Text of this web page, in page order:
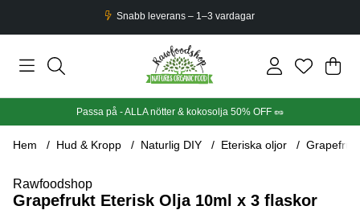
Snabb leverans – 1–3 vardagar
Din
.
Passa på - ALLA nötter & kokosolja 50% OFF 🥜
Hem Hud & Kropp Naturlig DIY Eteriska oljor
Rawfoodshop
Grapefrukt Eterisk Olja 10ml x 3 flaskor